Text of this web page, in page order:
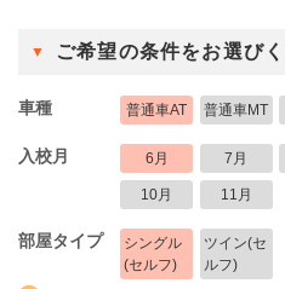
ご希望の条件をお選び
車種 普通車AT 普通車MT
入校月 6月 7月
10月 11月
部屋タイプ
シングル
(セルフ)
ツイン(セ
ルフ)